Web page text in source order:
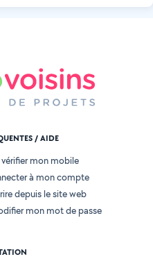
/ AIDE
vérifier mon mobile
à mon compte
depuis le site web
mon mot de passe